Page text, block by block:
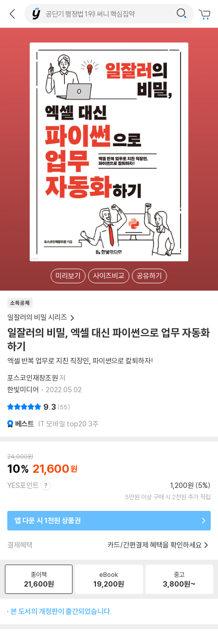
미리보기 사이즈비교 공유하기
소득공제
일잘러의 비밀 시리즈
일잘러의 비밀, 엑셀 대신 파이썬으로 업무 자동화
하기
엑셀 반복 업무로 지친 직장인, 파이썬으로 칼퇴하자!
포스코인재창조원 저
한빛미디어
2022.05.02.
9.3 55
베스트 IT 모바일 top20 3주
24,000원
10 21,600
YES포인트 1,200원 (5%)
5만원 이상 구매 시 2천원 추가 적립
앱 다운 시 1천원 상품권
결제혜택 카드/간편결제 혜택을 확인하세요
종이책
21,600원
eBook
19,200원
중고
3,800원~
본 도서의 개정판이 출간되었습니다.